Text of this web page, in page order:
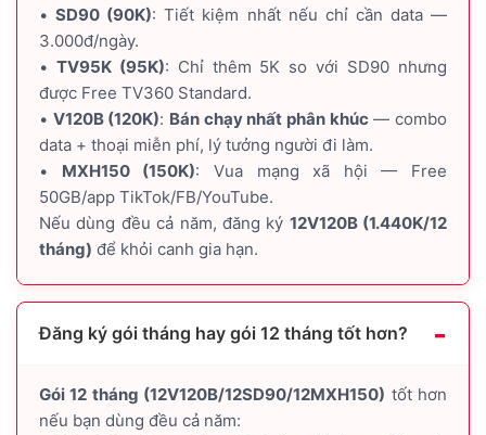
•SD90 (90K): Tiết kiệm nhất nếu chỉ cần data —
3.000đ/ngày.
• TV95K (95K): Chỉ thêm 5K so với SD90 nhưng
được Free TV360 Standard.
• V120B (120K): Bán chạy nhất phân khúc — combo
data + thoại miễn phí, lý tưởng người đi làm.
• MXH150 (150K): Vua mạng xã hội — Free
50GB/app TikTok/FB/YouTube.
Nếu dùng đều cả năm, đăng ký 12V120B (1.440K/12
tháng) để khỏi canh gia hạn.
Đăng ký gói tháng hay gói 12 tháng tốt hơn?
Gói 12 tháng (12V120B/12SD90/12MXH150) tốt hơn
nếu bạn dùng đều cả năm: